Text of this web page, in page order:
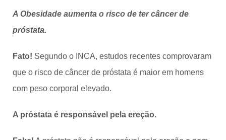
A Obesidade aumenta o risco de ter câncer de
próstata.
Fato! Segundo o INCA, estudos recentes comprovaram
que o risco de câncer de próstata é maior em homens
com peso corporal elevado.
A próstata é responsável pela ereção.